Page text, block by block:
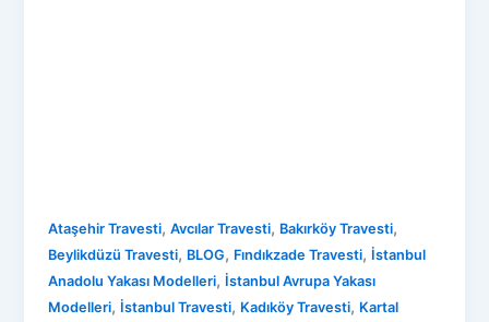
Ataşehir Travesti,Avcılar Travesti, Bakırköy Travesti,
Beylikdüzü Travesti, BLOG, Fındıkzade Travesti, İstanbul
Anadolu Yakası Modelleri, İstanbul Avrupa Yakası
Modelleri, İstanbul Travesti, Kadıköy Travesti, Kartal